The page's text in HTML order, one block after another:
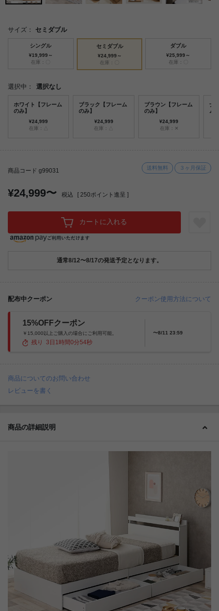
サイズ： セミダブル
シングル
¥19,999～
在庫：〇
セミダブル
¥24,999～
在庫：〇
ダブル
¥25,999～
在庫：〇
選択中： 選択なし
ホワイト【フレーム
のみ】
¥24,999
在庫：△
ブラック【フレーム
のみ】
¥24,999
在庫：△
ブラウン【フレーム
のみ】
¥24,999
在庫：✕
ナ
ム
商品コード g99031 送料無料 ３ヶ月保証
¥24,999〜 税込 [ 250ポイント進呈 ]
カートに入れる
通常8/12〜8/17の発送予定となります。
配布中クーポン クーポン使用方法について
15%OFFクーポン
￥15,000以上ご購入の場合にご利用可能。
残り 3 日 1 時間0分52秒
〜8/11 23:59
商品についてのお問い合わせ
レビューを書く
商品の詳細説明